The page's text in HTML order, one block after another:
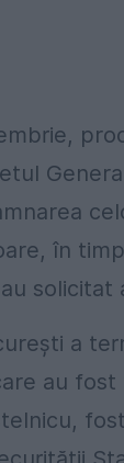
în
solicitat
a
au fost